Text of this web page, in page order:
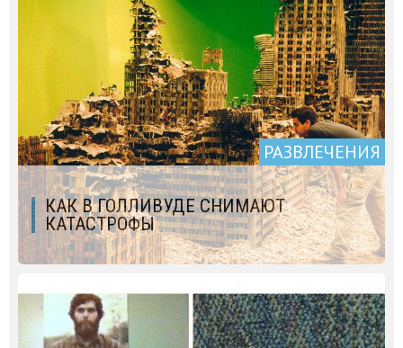
РАЗВЛЕЧЕНИЯ
КАК В ГОЛЛИВУДЕ СНИМАЮТ
КАТАСТРОФЫ